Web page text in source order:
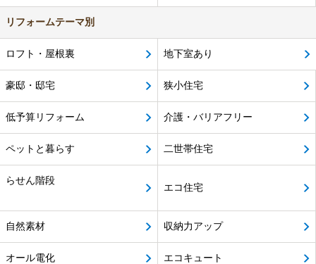
リフォームテーマ別
ロフト・屋根裏 地下室あり
豪邸・邸宅 狭小住宅
低予算リフォーム 介護・バリアフリー
ペットと暮らす 二世帯住宅
らせん階段
エコ住宅
自然素材 収納力アップ
オール電化 エコキュート